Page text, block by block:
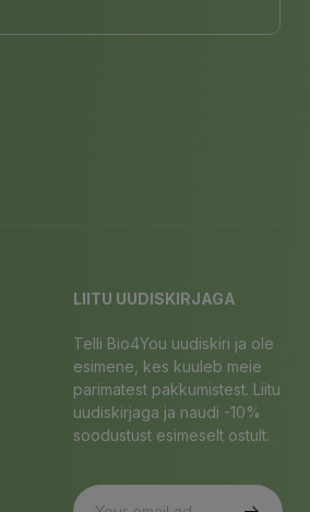
LIITU UUDISKIRJAGA
Telli Bio4You uudiskiri ja ole
esimene, kes kuuleb meie
parimatest pakkumistest. Liitu
uudiskirjaga ja naudi -10%
soodustust esimeselt ostult.